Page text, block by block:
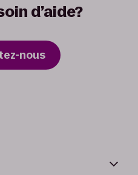
d’aide?
nous